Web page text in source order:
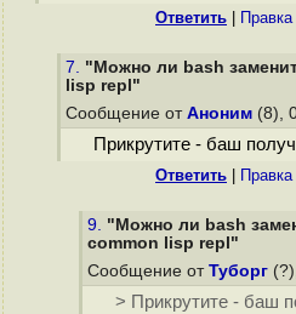
Ответить Правка|
7. "Можно ли bash
lisp repl"
Сообщение от Аноним (8),
Прикрутите - баш
Ответить Правка|
9. "Можно ли bash
common lisp repl"
Сообщение от Туборг
> Прикрутите - баш